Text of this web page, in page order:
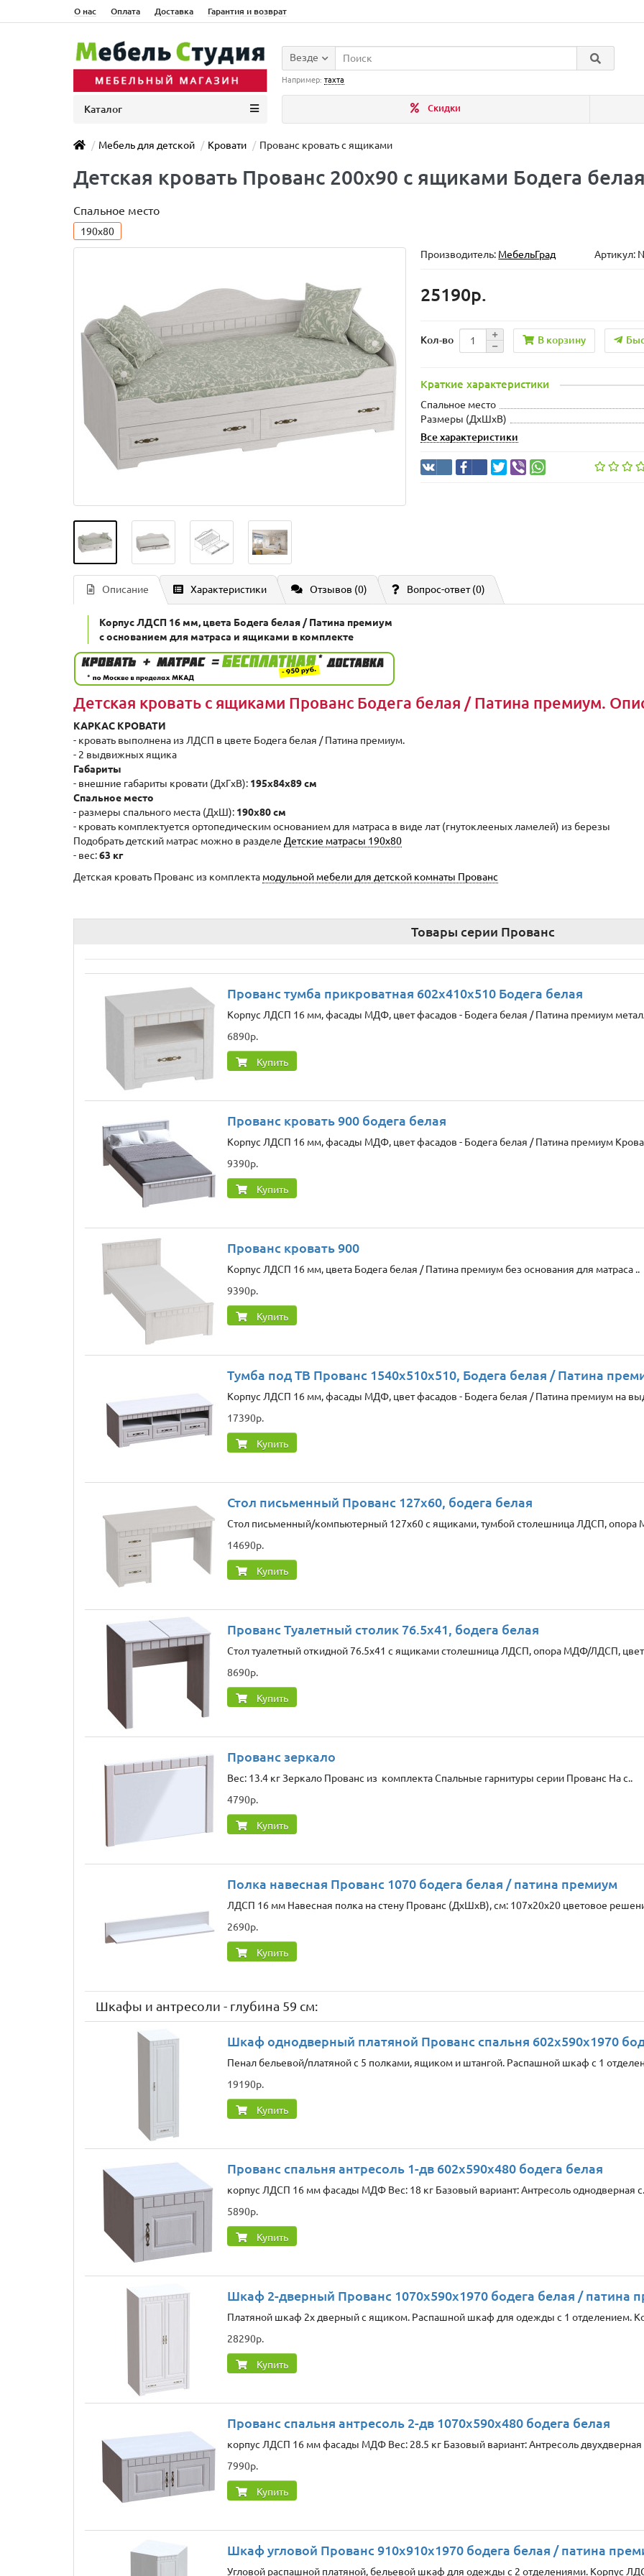
О нас Оплата Доставка Гарантия и возврат
Везде
Например: тахта
Скидки
Каталог
Мебель для детской Кровати Прованс кровать с ящиками
Детская кровать Прованс 200x90 с ящиками Бодега
Спальное место
190x80
Производитель: МебельГрад Артикул:
25190р.
Кол-во В корзину
Краткие характеристики
Спальное место
Размеры (ДхШxВ)
Все характеристики
Описание Характеристики Отзывов (0) Вопрос-ответ(0)
Корпус ЛДСП 16 мм, цвета Бодега белая / Патина премиум
с основанием для матраса и ящиками в комплекте
Детская кровать с ящиками Прованс Бодега белая / Патина премиум.
КАРКАС КРОВАТИ
- кровать выполнена из ЛДСП в цвете Бодега белая / Патина премиум.
- 2 выдвижных ящика
Габариты
- внешние габариты кровати (ДхГxВ): 195x84x89 см
Спальное место
- размеры спального места (ДхШ): 190x80 см
- кровать комплектуется ортопедическим основанием для матраса в виде лат (гнутоклееных ламелей) из березы
Подобрать детский матрас можно в разделе Детские матрасы 190x80
- вес:63 кг
Детская кровать Прованс из комплекта модульной мебели для детской комнаты Прованс
Товары серии Прованс
Прованс тумба прикроватная 602х410х510 Бодега белая
Корпус ЛДСП 16 мм, фасады МДФ, цвет фасадов - Бодега белая / Патина премиум
6890р.
Купить
Прованс кровать 900 бодега белая
Корпус ЛДСП 16 мм, фасады МДФ, цвет фасадов - Бодега белая / Патина премиум
9390р.
Купить
Прованс кровать 900
Корпус ЛДСП 16 мм, цвета Бодега белая / Патина премиум без основания для матраса ..
9390р.
Купить
Тумба под ТВ Прованс 1540х510х510, Бодега белая / Патина
Корпус ЛДСП 16 мм, фасады МДФ, цвет фасадов - Бодега белая / Патина премиум на
17390р.
Купить
Стол письменный Прованс 127x60, бодега белая
Стол письменный/компьютерный 127х60 с ящиками, тумбой столешница ЛДСП, опора
14690р.
Купить
Прованс Туалетный столик 76.5x41, бодега белая
Стол туалетный откидной 76.5х41 с ящиками столешница ЛДСП, опора МДФ/ЛДСП, цвет
8690р.
Купить
Прованс зеркало
Вес: 13.4 кг Зеркало Прованс из комплекта Спальные гарнитуры серии Прованс На с..
4790р.
Купить
Полка навесная Прованс 1070 бодега белая / патина премиум
ЛДСП 16 мм Навесная полка на стену Прованс (ДхШxВ), cм: 107x20x20 цветовое
2690р.
Купить
Шкафы и антресоли - глубина 59 см:
Шкаф однодверный платяной Прованс спальня 602x590x1970
Пенал бельевой/платяной с 5 полками, ящиком и штангой. Распашной шкаф с 1
19190р.
Купить
Прованс спальня антресоль 1-дв 602х590х480 бодега белая
корпус ЛДСП 16 мм фасады МДФ Вес: 18 кг Базовый вариант: Антресоль однодверная
5890р.
Купить
Шкаф 2-дверный Прованс 1070х590х1970 бодега белая / патина
Платяной шкаф 2х дверный с ящиком. Распашной шкаф для одежды с 1 отделением.
28290р.
Купить
Прованс спальня антресоль 2-дв 1070x590x480 бодега белая
корпус ЛДСП 16 мм фасады МДФ Вес: 28.5 кг Базовый вариант: Антресоль двухдверная
7990р.
Купить
Шкаф угловой Прованс 910x910x1970 бодега белая / патина
Угловой распашной платяной, бельевой шкаф для одежды с 2 отделениями. Корпус